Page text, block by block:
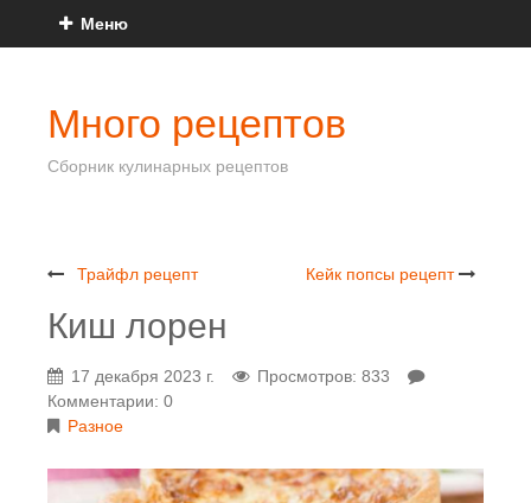
Меню
Много рецептов
Сборник кулинарных рецептов
Трайфл рецепт Кейк попсы рецепт
Киш лорен
17 декабря 2023 г.
Просмотров: 833
Комментарии: 0
Разное